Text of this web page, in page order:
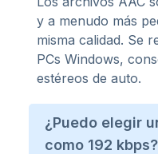
y a menudo más
misma calidad. Se
PCs Windows,
estéreos de auto.
¿Puedo elegir
como 192 kbps?